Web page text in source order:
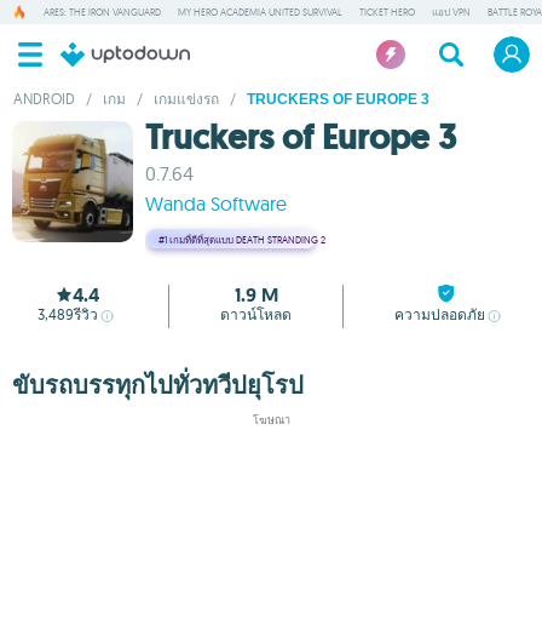
ARES: THE IRON VANGUARD MY HERO ACADEMIA UNITED SURVIVAL TICKET HERO แอป VPN BATTLE
ANDROID / เกม / เกมแข่งรถ / TRUCKERS OF EUROPE 3
Truckers of Europe 3
0.7.64
Wanda Software
#1 เกมที่ดีที่สุดแบบ DEATH STRANDING 2
4.4
3,489รีวิว
1.9 M
ดาวน์โหลด ความปลอดภัย
ขับรถบรรทุกไปทั่วทวีปยุโรป
โฆษณา